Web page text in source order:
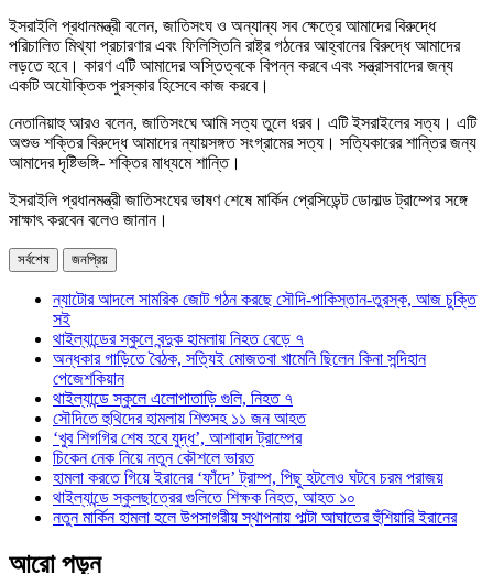
ইসরাইলি প্রধানমন্ত্রী বলেন, জাতিসংঘ ও অন্যান্য সব ক্ষেত্রে আমাদের বিরুদ্ধে
পরিচালিত মিথ্যা প্রচারণার এবং ফিলিস্তিনি রাষ্ট্র গঠনের আহ্বানের বিরুদ্ধে আমাদের
লড়তে হবে। কারণ এটি আমাদের অস্তিত্বকে বিপন্ন করবে এবং সন্ত্রাসবাদের জন্য
একটি অযৌক্তিক পুরস্কার হিসেবে কাজ করবে।
নেতানিয়াহু আরও বলেন, জাতিসংঘে আমি সত্য তুলে ধরব। এটি ইসরাইলের সত্য। এটি
অশুভ শক্তির বিরুদ্ধে আমাদের ন্যায়সঙ্গত সংগ্রামের সত্য। সত্যিকারের শান্তির জন্য
আমাদের দৃষ্টিভঙ্গি- শক্তির মাধ্যমে শান্তি।
ইসরাইলি প্রধানমন্ত্রী জাতিসংঘের ভাষণ শেষে মার্কিন প্রেসিডেন্ট ডোনাল্ড ট্রাম্পের সঙ্গে
সাক্ষাৎ করবেন বলেও জানান।
সর্বশেষ জনপ্রিয়
ন্যাটোর আদলে সামরিক জোট গঠন করছে সৌদি-পাকিস্তান-তুরস্ক, আজ চুক্তি
সই
থাইল্যান্ডের স্কুলে বন্দুক হামলায় নিহত বেড়ে ৭
অন্ধকার গাড়িতে বৈঠক, সত্যিই মোজতবা খামেনি ছিলেন কিনা সন্দিহান
পেজেশকিয়ান
থাইল্যান্ডে স্কুলে এলোপাতাড়ি গুলি, নিহত ৭
সৌদিতে হুথিদের হামলায় শিশুসহ ১১ জন আহত
‘খুব শিগগির শেষ হবে যুদ্ধ’, আশাবাদ ট্রাম্পের
চিকেন নেক নিয়ে নতুন কৌশলে ভারত
হামলা করতে গিয়ে ইরানের ‘ফাঁদে’ ট্রাম্প, পিছু হটলেও ঘটবে চরম পরাজয়
থাইল্যান্ডে স্কুলছাত্রের গুলিতে শিক্ষক নিহত, আহত ১০
নতুন মার্কিন হামলা হলে উপসাগরীয় স্থাপনায় পাল্টা আঘাতের হুঁশিয়ারি ইরানের
আরো পড়ুন